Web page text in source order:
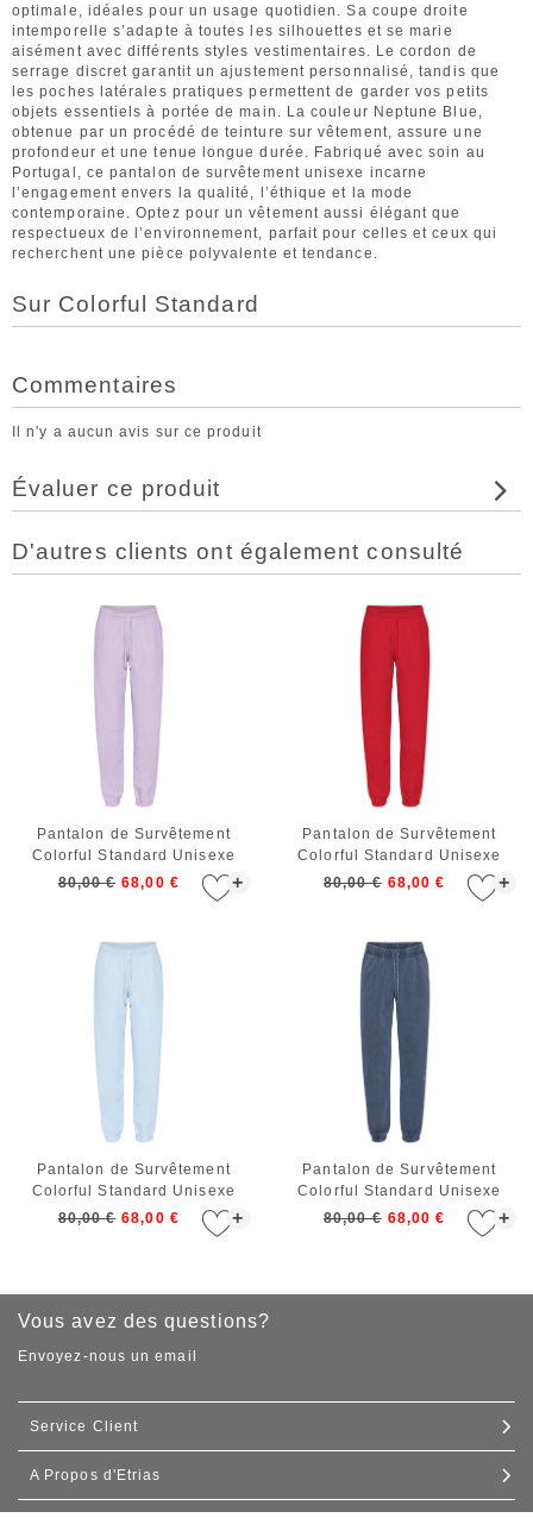
optimale, idéales pour un usage quotidien. Sa coupe droite
intemporelle s’adapte à toutes les silhouettes et se marie
aisément avec différents styles vestimentaires. Le cordon de
serrage discret garantit un ajustement personnalisé, tandis que
les poches latérales pratiques permettent de garder vos petits
objets essentiels à portée de main. La couleur Neptune Blue,
obtenue par un procédé de teinture sur vêtement, assure une
profondeur et une tenue longue durée. Fabriqué avec soin au
Portugal, ce pantalon de survêtement unisexe incarne
l’engagement envers la qualité, l’éthique et la mode
contemporaine. Optez pour un vêtement aussi élégant que
respectueux de l’environnement, parfait pour celles et ceux qui
recherchent une pièce polyvalente et tendance.
Sur Colorful Standard
Commentaires
Il n'y a aucun avis sur ce produit
Évaluer ce produit
D'autres clients ont également consulté
+
Pantalon de Survêtement
Colorful Standard Unisexe
Organic Sweatpants Soft
80,00 € 68,00 € +
Pantalon de Survêtement
Colorful Standard Unisexe
Organic Sweatpants Scarlet
80,00 € 68,00 €
+
Pantalon de Survêtement
Colorful Standard Unisexe
Organic Sweatpants Polar Blue
80,00 € 68,00 € +
Pantalon de Survêtement
Colorful Standard Unisexe
Organic Sweatpants Neptune
80,00 € 68,00 €
Vous avez des questions?
Envoyez-nous un email
Service Client
Contact
A Propos d'Etrias